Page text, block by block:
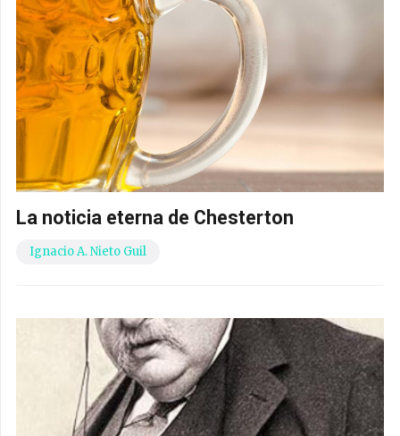
La noticia eterna de Chesterton
Ignacio A. Nieto Guil